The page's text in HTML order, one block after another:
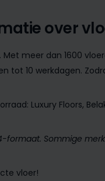
over
Met meer dan 1600
tot 10 werkdagen.
Luxury Floors,
formaat. Sommige
vloer!